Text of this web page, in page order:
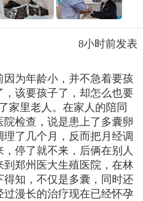
8小时前发表
因为年龄小，并不急着要孩
，该要孩子了，却怎么也要
家里老人。在家人的陪同
院检查，说是患上了多囊卵
了几个月，反而把月经调
停了就不来，后俩在别人
到郑州医大生殖医院，在林
得知，不仅是多囊，同时还
过漫长的治疗现在已经怀孕